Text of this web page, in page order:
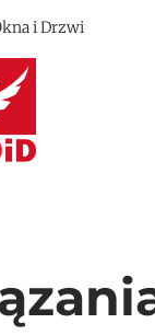
i Drzwi